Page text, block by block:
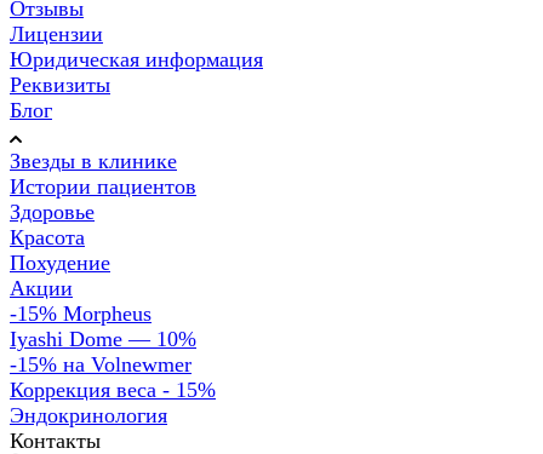
Отзывы
Лицензии
Юридическая информация
Реквизиты
Блог
Звезды в клинике
Истории пациентов
Здоровье
Красота
Похудение
Акции
-15% Morpheus
Iyashi Dome — 10%
-15% на Volnewmer
Коррекция веса - 15%
Эндокринология
Контакты